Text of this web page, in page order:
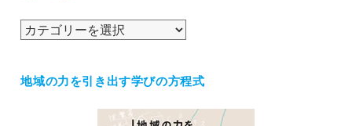
カ
リ
地域の力を引き出す学びの方程式